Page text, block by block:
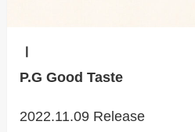
Ⅰ
P.G Good Taste
2022.11.09 Release